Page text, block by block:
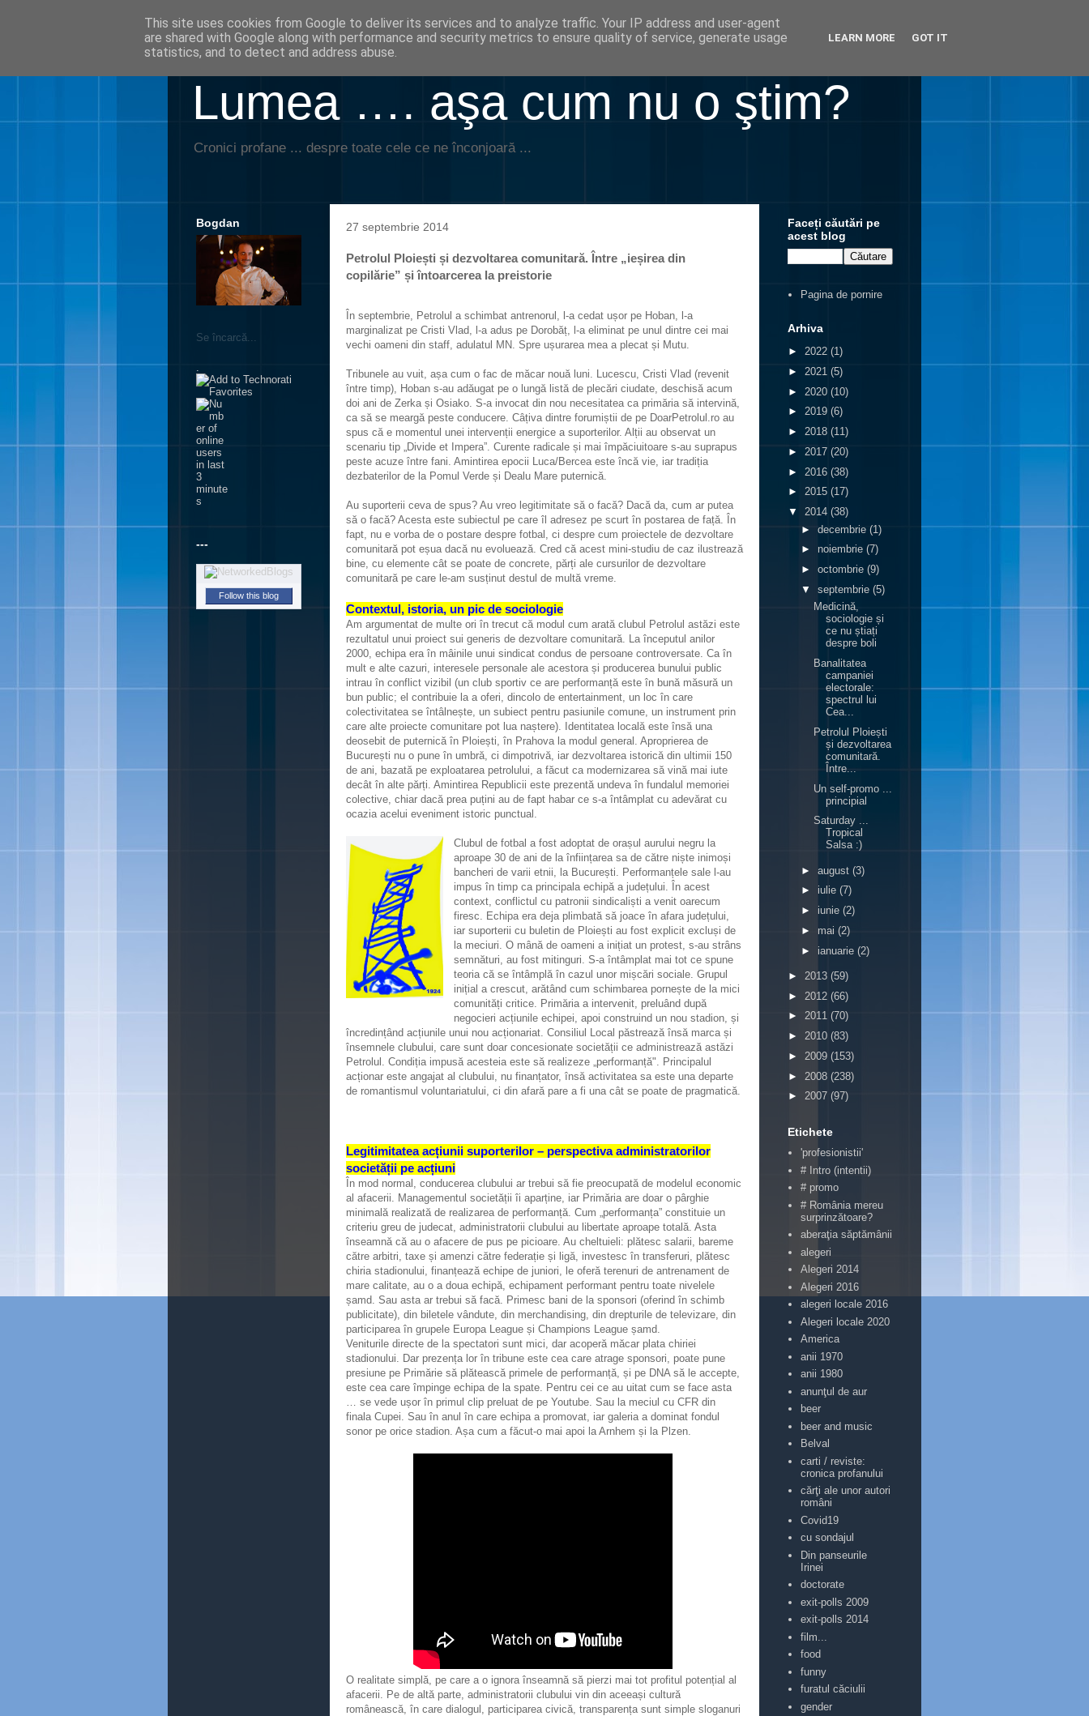
Lumea …. aşa cum nu o ştim?
Cronici profane ... despre toate cele ce ne înconjoară ...
27 septembrie 2014
Petrolul Ploiești și dezvoltarea comunitară. Între „ieșirea din
copilărie” și întoarcerea la preistorie
În septembrie, Petrolul a schimbat antrenorul, l-a cedat ușor pe Hoban, l-a
marginalizat pe Cristi Vlad, l-a adus pe Dorobăț, l-a eliminat pe unul dintre cei mai
vechi oameni din staff, adulatul MN. Spre ușurarea mea a plecat și Mutu.
Tribunele au vuit, așa cum o fac de măcar nouă luni. Lucescu, Cristi Vlad (revenit
între timp), Hoban s-au adăugat pe o lungă listă de plecări ciudate, deschisă acum
doi ani de Zerka și Osiako. S-a invocat din nou necesitatea ca primăria să intervină,
ca să se meargă peste conducere. Câțiva dintre forumiștii de pe DoarPetrolul.ro au
spus că e momentul unei intervenții energice a suporterilor. Alții au observat un
scenariu tip „Divide et Impera”. Curente radicale și mai împăciuitoare s-au suprapus
peste acuze între fani. Amintirea epocii Luca/Bercea este încă vie, iar tradiția
dezbaterilor de la Pomul Verde și Dealu Mare puternică.
Au suporterii ceva de spus? Au vreo legitimitate să o facă? Dacă da, cum ar putea
să o facă? Acesta este subiectul pe care îl adresez pe scurt în postarea de față. În
fapt, nu e vorba de o postare despre fotbal, ci despre cum proiectele de dezvoltare
comunitară pot eșua dacă nu evoluează. Cred că acest mini-studiu de caz ilustrează
bine, cu elemente cât se poate de concrete, părți ale cursurilor de dezvoltare
comunitară pe care le-am susținut destul de multă vreme.
Contextul, istoria, un pic de sociologie
Am argumentat de multe ori în trecut că modul cum arată clubul Petrolul astăzi este
rezultatul unui proiect sui generis de dezvoltare comunitară. La începutul anilor
2000, echipa era în mâinile unui sindicat condus de persoane controversate. Ca în
mult e alte cazuri, interesele personale ale acestora și producerea bunului public
intrau în conflict vizibil (un club sportiv ce are performanță este în bună măsură un
bun public; el contribuie la a oferi, dincolo de entertainment, un loc în care
colectivitatea se întâlnește, un subiect pentru pasiunile comune, un instrument prin
care alte proiecte comunitare pot lua naștere). Identitatea locală este însă una
deosebit de puternică în Ploiești, în Prahova la modul general. Aproprierea de
București nu o pune în umbră, ci dimpotrivă, iar dezvoltarea istorică din ultimii 150
de ani, bazată pe exploatarea petrolului, a făcut ca modernizarea să vină mai iute
decât în alte părți. Amintirea Republicii este prezentă undeva în fundalul memoriei
colective, chiar dacă prea puțini au de fapt habar ce s-a întâmplat cu adevărat cu
ocazia acelui eveniment istoric punctual.
Clubul de fotbal a fost adoptat de orașul aurului negru la
aproape 30 de ani de la înființarea sa de către niște inimoși
bancheri de varii etnii, la București. Performanțele sale l-au
impus în timp ca principala echipă a județului. În acest
context, conflictul cu patronii sindicaliști a venit oarecum
firesc. Echipa era deja plimbată să joace în afara județului,
iar suporterii cu buletin de Ploiești au fost explicit excluși de
la meciuri. O mână de oameni a inițiat un protest, s-au strâns
semnături, au fost mitinguri. S-a întâmplat mai tot ce spune
teoria că se întâmplă în cazul unor mișcări sociale. Grupul
inițial a crescut, arătând cum schimbarea pornește de la mici
comunități critice. Primăria a intervenit, preluând după
negocieri acțiunile echipei, apoi construind un nou stadion, și
încredințând acțiunile unui nou acționariat. Consiliul Local păstrează însă marca și
însemnele clubului, care sunt doar concesionate societății ce administrează astăzi
Petrolul. Condiția impusă acesteia este să realizeze „performanță". Principalul
acționar este angajat al clubului, nu finanțator, însă activitatea sa este una departe
de romantismul voluntariatului, ci din afară pare a fi una cât se poate de pragmatică.
Legitimitatea acțiunii suporterilor – perspectiva administratorilor
societății pe acțiuni
În mod normal, conducerea clubului ar trebui să fie preocupată de modelul economic
al afacerii. Managementul societății îi aparține, iar Primăria are doar o pârghie
minimală realizată de realizarea de performanță. Cum „performanța” constituie un
criteriu greu de judecat, administratorii clubului au libertate aproape totală. Asta
înseamnă că au o afacere de pus pe picioare. Au cheltuieli: plătesc salarii, bareme
către arbitri, taxe și amenzi către federație și ligă, investesc în transferuri, plătesc
chiria stadionului, finanțează echipe de juniori, le oferă terenuri de antrenament de
mare calitate, au o a doua echipă, echipament performant pentru toate nivelele
șamd. Sau asta ar trebui să facă. Primesc bani de la sponsori (oferind în schimb
publicitate), din biletele vândute, din merchandising, din drepturile de televizare, din
participarea în grupele Europa League și Champions League șamd.
Veniturile directe de la spectatori sunt mici, dar acoperă măcar plata chiriei
stadionului. Dar prezența lor în tribune este cea care atrage sponsori, poate pune
presiune pe Primărie să plătească primele de performanță, și pe DNA să le accepte,
este cea care împinge echipa de la spate. Pentru cei ce au uitat cum se face asta
… se vede ușor în primul clip preluat de pe Youtube. Sau la meciul cu CFR din
finala Cupei. Sau în anul în care echipa a promovat, iar galeria a dominat fondul
sonor pe orice stadion. Așa cum a făcut-o mai apoi la Arnhem și la Plzen.
O realitate simplă, pe care a o ignora înseamnă să pierzi mai tot profitul potențial al
afacerii. Pe de altă parte, administratorii clubului vin din aceeași cultură
românească, în care dialogul, participarea civică, transparența sunt simple sloganuri
Bogdan
Se încarcă...
.
---
Follow this blog
Faceți căutări pe
acest blog
Pagina de pornire
Arhiva
► 2022 (1)
► 2021 (5)
► 2020 (10)
► 2019 (6)
► 2018 (11)
► 2017 (20)
► 2016 (38)
► 2015 (17)
▼ 2014 (38)
► decembrie (1)
► noiembrie (7)
► octombrie (9)
▼ septembrie (5)
Medicină,
sociologie și
ce nu știați
despre boli
Banalitatea
campaniei
electorale:
spectrul lui
Cea...
Petrolul Ploiești
și dezvoltarea
comunitară.
Între...
Un self-promo ...
principial
Saturday ...
Tropical
Salsa :)
► august (3)
► iulie (7)
► iunie (2)
► mai (2)
► ianuarie (2)
► 2013 (59)
► 2012 (66)
► 2011 (70)
► 2010 (83)
► 2009 (153)
► 2008 (238)
► 2007 (97)
Etichete
'profesionistii'
# Intro (intentii)
# promo
# România mereu
surprinzătoare?
aberaţia săptămânii
alegeri
Alegeri 2014
Alegeri 2016
alegeri locale 2016
Alegeri locale 2020
America
anii 1970
anii 1980
anunţul de aur
beer
beer and music
Belval
carti / reviste:
cronica profanului
cărţi ale unor autori
români
Covid19
cu sondajul
Din panseurile
Irinei
doctorate
exit-polls 2009
exit-polls 2014
film...
food
funny
furatul căciulii
gender
This site uses cookies from Google to deliver its services and to analyze traffic. Your IP address and user-agent
are shared with Google along with performance and security metrics to ensure quality of service, generate usage
statistics, and to detect and address abuse.
LEARN MORE GOT IT